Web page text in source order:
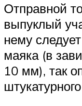
Отправной
выпуклый
нему
маяка (в
10 мм), так